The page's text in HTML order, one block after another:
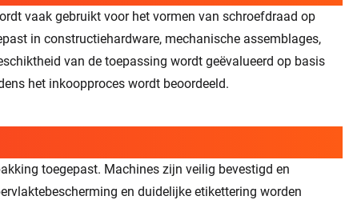
vaak gebruikt voor het vormen van schroefdraad op
in constructiehardware, mechanische assemblages,
van de toepassing wordt geëvalueerd op basis
het inkoopproces wordt beoordeeld.
toegepast. Machines zijn veilig bevestigd en
en duidelijke etikettering worden